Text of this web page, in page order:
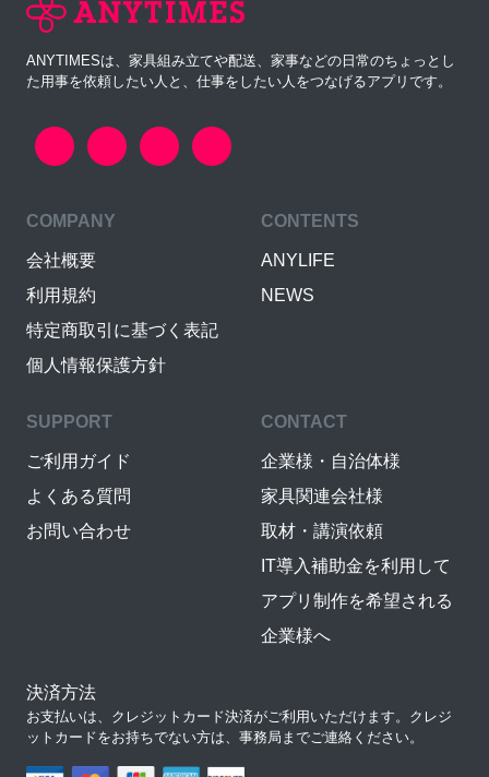
ANYTIMESは、家具組み立てや配送、家事などの日常のちょっとし
た用事を依頼したい人と、仕事をしたい人をつなげるアプリです。
COMPANY
会社概要
利用規約
特定商取引に基づく表記
個人情報保護方針
CONTENTS
ANYLIFE
NEWS
SUPPORT
ご利用ガイド
よくある質問
お問い合わせ
CONTACT
企業様・自治体様
家具関連会社様
取材・講演依頼
IT導入補助金を利用して
アプリ制作を希望される
企業様へ
決済方法
お支払いは、クレジットカード決済がご利用いただけます。クレジ
ットカードをお持ちでない方は、事務局までご連絡ください。